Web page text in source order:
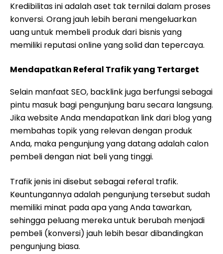
Kredibilitas ini adalah aset tak ternilai dalam proses
konversi. Orang jauh lebih berani mengeluarkan
uang untuk membeli produk dari bisnis yang
memiliki reputasi online yang solid dan tepercaya.
Mendapatkan Referal Trafik yang Tertarget
Selain manfaat SEO, backlink juga berfungsi sebagai
pintu masuk bagi pengunjung baru secara langsung.
Jika website Anda mendapatkan link dari blog yang
membahas topik yang relevan dengan produk
Anda, maka pengunjung yang datang adalah calon
pembeli dengan niat beli yang tinggi.
Trafik jenis ini disebut sebagai referal trafik.
Keuntungannya adalah pengunjung tersebut sudah
memiliki minat pada apa yang Anda tawarkan,
sehingga peluang mereka untuk berubah menjadi
pembeli (konversi) jauh lebih besar dibandingkan
pengunjung biasa.